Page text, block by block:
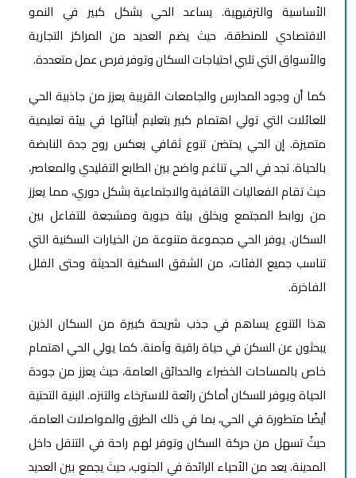
الأساسية والترفيهية. يساعد الحي بشكل كبير في النمو
الاقتصادي للمنطقة، حيث يضم العديد من المراكز التجارية
والأسواق التي تلبي احتياجات السكان وتوفر فرص عمل متعددة.
كما أن وجود المدارس والجامعات القريبة يعزز من جاذبية الحي
للعائلات التي تولي اهتمام كبير بتعليم أبنائها في بيئة تعليمية
متميزة. إن الحي يحتضن تنوع ثقافي يعكس روح جدة النابضة
بالحياة. تجد في الحي تناغم واضح بين الطابع التقليدي والمعاصر،
حيث تقام الفعاليات الثقافية والاجتماعية بشكل دوري، مما يعزز
من روابط المجتمع ويخلق بيئة حيوية ومشجعة للتفاعل بين
السكان. يوفر الحي مجموعة متنوعة من الخيارات السكنية التي
تناسب جميع الفئات، من الشقق السكنية الحديثة وحتى الفلل
الفاخرة.
هذا التنوع يساهم في جذب شريحة كبيرة من السكان الذين
يبحثون عن السكن في حياة راقية وآمنة. كما يولي الحي اهتمام
خاص بالمساحات الخضراء والحدائق العامة، حيث يعزز من جودة
الحياة ويوفر للسكان أماكن رائعة للاسترخاء والتنزه. البنية التحتية
أيضًا متطورة في الحي، بما في ذلك الطرق والمواصلات العامة،
حيثُ تسهل من حركة السكان وتوفر لهم راحة في التنقل داخل
المدينة. يعد من الأحياء الرائدة في الجنوب، حيث يجمع بين العديد